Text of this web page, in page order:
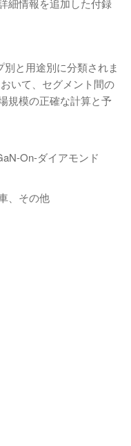
細情報を追加した付録
と用途別に分類されま
いて、セグメント間の
規模の正確な計算と予
On-ダイアモンド
、その他